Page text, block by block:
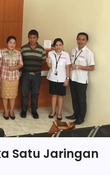
Satu Jaringan